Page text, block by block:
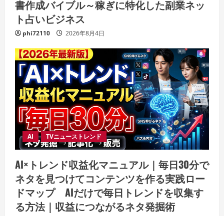
書作成バイブル～稼ぎに特化した副業ネッ
ト占いビジネス
phi72110 2026年8月4日
AI TVニューストレンド
AI×トレンド収益化マニュアル｜毎日30分で
ネタを見つけてコンテンツを作る実践ロー
ドマップ AIだけで毎日トレンドを収集す
る方法｜収益につながるネタ発掘術